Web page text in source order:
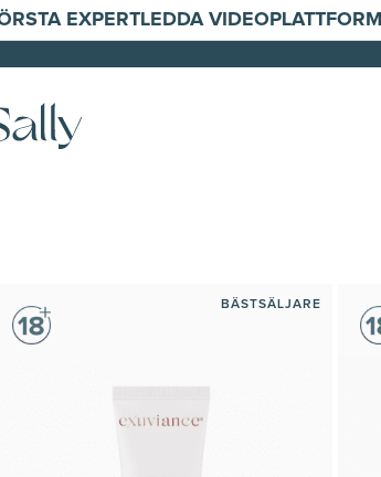
EXPERTLEDDA VIDEOPLATTFORM
BÄSTSÄLJARE